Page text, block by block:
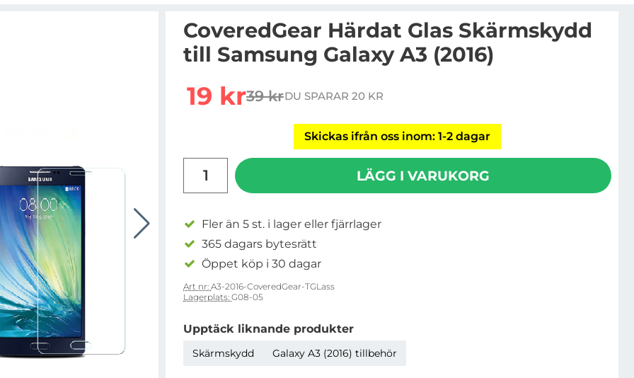
CoveredGear Härdat Glas Skärmskydd
till Samsung Galaxy A3 (2016)
rea pris
19 krtidigare pris
39 krDU SPARAR 20 KR
Skickas ifrån oss inom: 1-2 dagar
LÄGG I VARUKORG
Fler än 5 st. i lager eller fjärrlager
365 dagars bytesrätt
Öppet köp i 30 dagar
Art nr: A3-2016-CoveredGear-TGLass
Lagerplats: G08-05
Upptäck liknande produkter
Skärmskydd Galaxy A3 (2016) tillbehör